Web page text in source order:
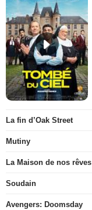
La fin d’Oak Street
Mutiny
La Maison de nos rêves
Soudain
Avengers: Doomsday